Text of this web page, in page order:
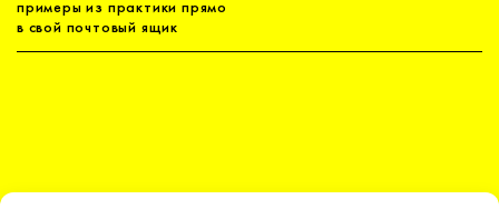
примеры из практики прямо
в свой почтовый ящик